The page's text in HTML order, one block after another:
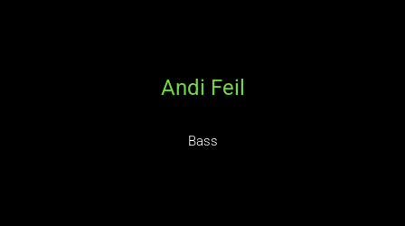
Andi Feil
Bass